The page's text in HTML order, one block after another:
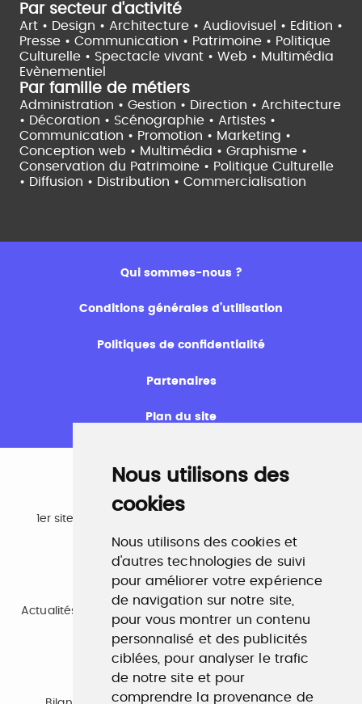
Nous utilisons des
cookies
Nous utilisons des cookies et
d'autres technologies de suivi
pour améliorer votre expérience
de navigation sur notre site,
pour vous montrer un contenu
personnalisé et des publicités
ciblées, pour analyser le trafic
de notre site et pour
comprendre la provenance de
Par secteur d'activité
Art • Design • Architecture • Audiovisuel • Edition •
Presse • Communication • Patrimoine • Politique
Culturelle • Spectacle vivant • Web • Multimédia
Evènementiel
Par famille de métiers
Administration • Gestion • Direction • Architecture
• Décoration • Scénographie • Artistes •
Communication • Promotion • Marketing •
Conception web • Multimédia • Graphisme •
Conservation du Patrimoine • Politique Culturelle
• Diffusion • Distribution • Commercialisation
Qui sommes-nous ?
Conditions générales d’utilisation
Politiques de confidentialité
Partenaires
Plan du site
Emploi
1er site emploi du secteur culturel 784.000 visites et
www.profilculture.com
Formation
Actualités, guide et annuaire des formations aux métiers
de la culture.
www.profilculture-formation.com
Accompagnement professionnel